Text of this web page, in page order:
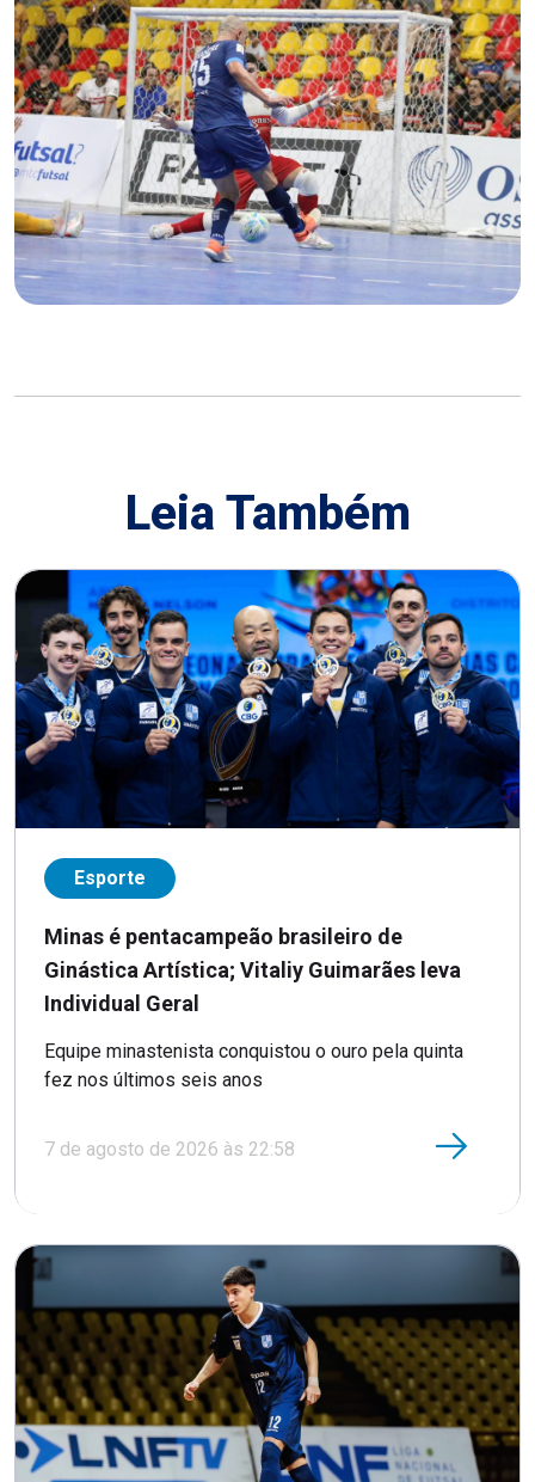
Leia Também
Esporte
Minas é pentacampeão brasileiro de
Ginástica Artística; Vitaliy Guimarães leva
Individual Geral
Equipe minastenista conquistou o ouro pela quinta
fez nos últimos seis anos
7 de agosto de 2026 às 22:58